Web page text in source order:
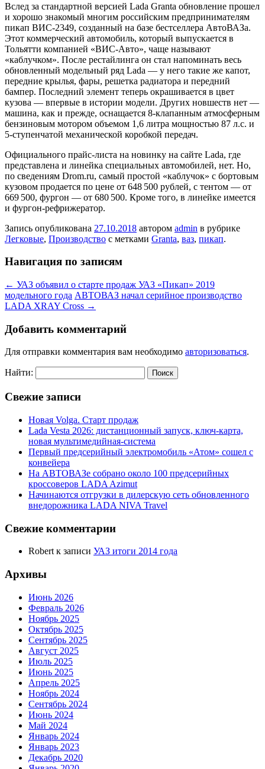
Вслед за стандартной версией Lada Granta обновление прошел
и хорошо знакомый многим российским предпринимателям
пикап ВИС-2349, созданный на базе бестселлера АвтоВАЗа.
Этот коммерческий автомобиль, который выпускается в
Тольятти компанией «ВИС-Авто», чаще называют
«каблучком». После рестайлинга он стал напоминать весь
обновленный модельный ряд Lada — у него такие же капот,
передние крылья, фары, решетка радиатора и передний
бампер. Последний элемент теперь окрашивается в цвет
кузова — впервые в истории модели. Других новшеств нет —
машина, как и прежде, оснащается 8-клапанным атмосферным
бензиновым мотором объемом 1,6 литра мощностью 87 л.с. и
5-ступенчатой механической коробкой передач.
Официального прайс-листа на новинку на сайте Lada, где
представлена и линейка специальных автомобилей, нет. Но,
по сведениям Drom.ru, самый простой «каблучок» с бортовым
кузовом продается по цене от 648 500 рублей, с тентом — от
669 500, фургон — от 680 500. Кроме того, в линейке имеется
и фургон-рефрижератор.
Запись опубликована 27.10.2018 автором admin в рубрике
Легковые, Производство с метками Granta, ваз, пикап.
Навигация по записям
← УАЗ объявил о старте продаж УАЗ «Пикап» 2019
модельного года АВТОВАЗ начал серийное производство
LADA XRAY Cross →
Добавить комментарий
Для отправки комментария вам необходимо авторизоваться.
Найти:
Свежие записи
Новая Volga. Старт продаж
Lada Vesta 2026: дистанционный запуск, ключ-карта,
новая мультимедийная-система
Первый предсерийный электромобиль «Атом» сошел с
конвейера
На АВТОВАЗе собрано около 100 предсерийных
кроссоверов LADA Azimut
Начинаются отгрузки в дилерскую сеть обновленного
внедорожника LADA NIVA Travel
Свежие комментарии
Robert к записи УАЗ итоги 2014 года
Архивы
Июнь 2026
Февраль 2026
Ноябрь 2025
Октябрь 2025
Сентябрь 2025
Август 2025
Июль 2025
Июнь 2025
Апрель 2025
Ноябрь 2024
Сентябрь 2024
Июнь 2024
Май 2024
Январь 2024
Январь 2023
Декабрь 2020